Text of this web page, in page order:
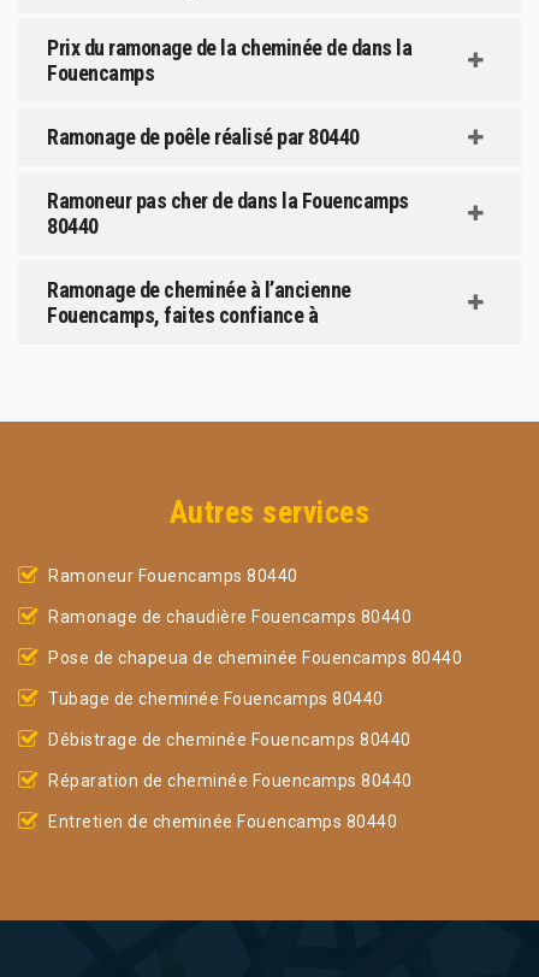
Prix du ramonage de la cheminée de dans la
Fouencamps
Ramonage de poêle réalisé par 80440
Ramoneur pas cher de dans la Fouencamps
80440
Ramonage de cheminée à l’ancienne
Fouencamps, faites confiance à
Autres services
Ramoneur Fouencamps 80440
Ramonage de chaudière Fouencamps 80440
Pose de chapeua de cheminée Fouencamps 80440
Tubage de cheminée Fouencamps 80440
Débistrage de cheminée Fouencamps 80440
Réparation de cheminée Fouencamps 80440
Entretien de cheminée Fouencamps 80440